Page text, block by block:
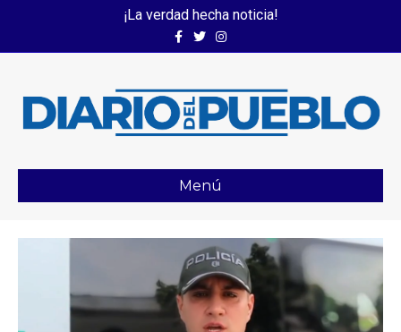
¡La verdad hecha noticia!
FacebookTwitterInstagram
Menú